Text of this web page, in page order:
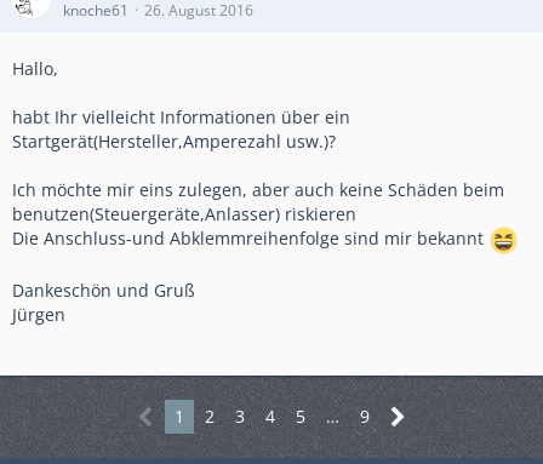
knoche61 26. August 2016
Hallo,
habt Ihr vielleicht Informationen über ein
Startgerät(Hersteller,Amperezahl usw.)?
Ich möchte mir eins zulegen, aber auch keine Schäden beim
benutzen(Steuergeräte,Anlasser) riskieren
Die Anschluss-und Abklemmreihenfolge sind mir bekannt
Dankeschön und Gruß
Jürgen
1 2 3 4 5 … 9